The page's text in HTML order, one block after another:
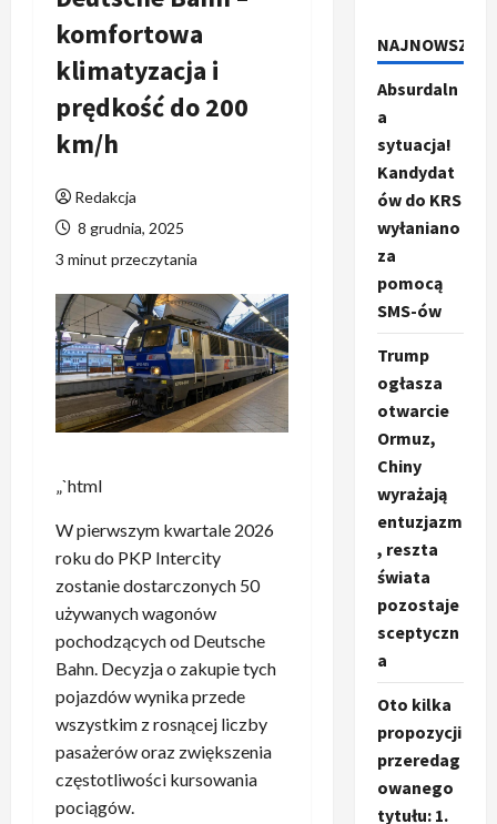
komfortowa
klimatyzacja i
prędkość do 200
km/h
Redakcja
8 grudnia, 2025
3 minut przeczytania
„`html
W pierwszym kwartale 2026
roku do PKP Intercity
zostanie dostarczonych 50
używanych wagonów
pochodzących od Deutsche
Bahn. Decyzja o zakupie tych
pojazdów wynika przede
wszystkim z rosnącej liczby
pasażerów oraz zwiększenia
częstotliwości kursowania
pociągów.
NAJNOWSZE
Absurdaln
a
sytuacja!
Kandydat
ów do KRS
wyłaniano
za
pomocą
SMS-ów
Trump
ogłasza
otwarcie
Ormuz,
Chiny
wyrażają
entuzjazm
, reszta
świata
pozostaje
sceptyczn
a
Oto kilka
propozycji
przeredag
owanego
tytułu: 1.